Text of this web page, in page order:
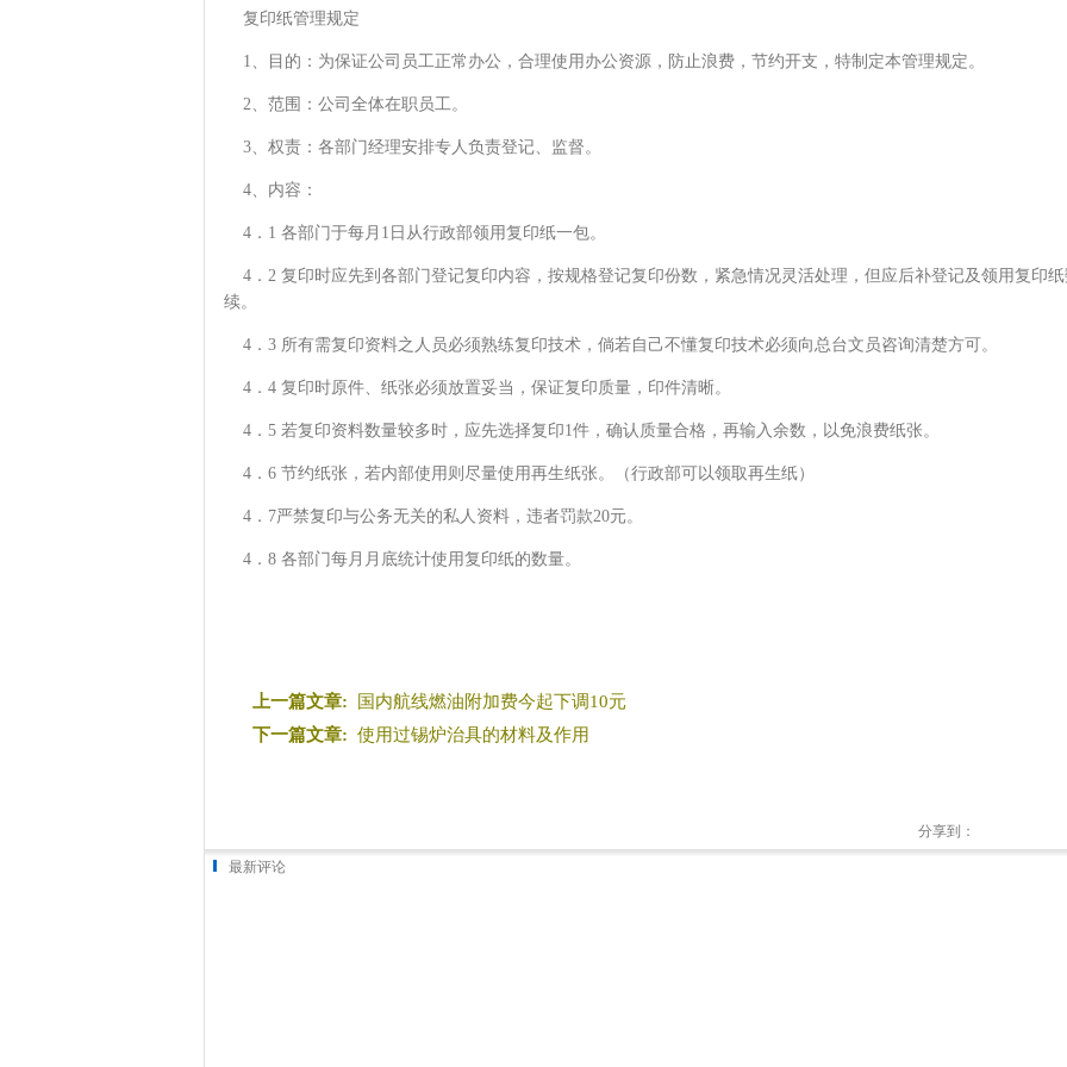
复印纸管理规定
1、目的：为保证公司员工正常办公，合理使用办公资源，防止浪费，节约开支，特制定本管理规定。
2、范围：公司全体在职员工。
3、权责：各部门经理安排专人负责登记、监督。
4、内容：
4．1 各部门于每月1日从行政部领用复印纸一包。
4．2 复印时应先到各部门登记复印内容，按规格登记复印份数，紧急情况灵活处理，但应后补登记及领用复印
续。
4．3 所有需复印资料之人员必须熟练复印技术，倘若自己不懂复印技术必须向总台文员咨询清楚方可。
4．4 复印时原件、纸张必须放置妥当，保证复印质量，印件清晰。
4．5 若复印资料数量较多时，应先选择复印1件，确认质量合格，再输入余数，以免浪费纸张。
4．6 节约纸张，若内部使用则尽量使用再生纸张。（行政部可以领取再生纸）
4．7严禁复印与公务无关的私人资料，违者罚款20元。
4．8 各部门每月月底统计使用复印纸的数量。
上一篇文章:
国内航线燃油附加费今起下调10元
下一篇文章: 使用过锡炉治具的材料及作用
分享到：
最新评论